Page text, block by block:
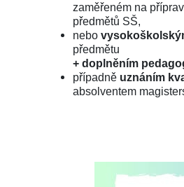
zaměřeném na
předmětů SŠ,
nebo
předmětu
+ doplněním
případně uznáním
absolventem